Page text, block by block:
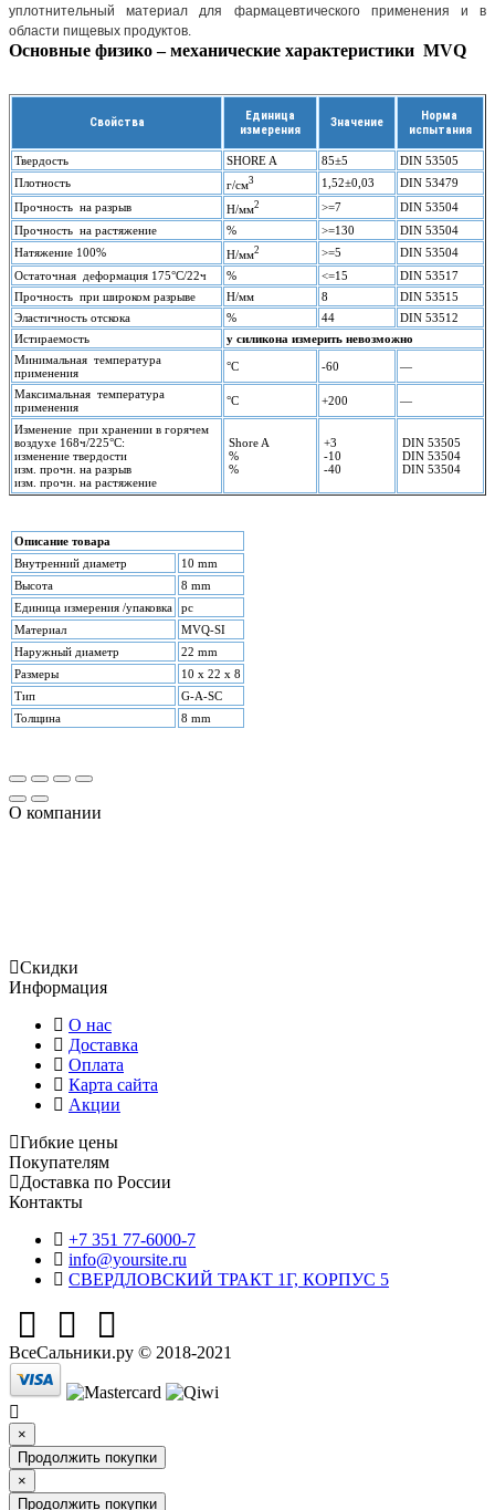
уплотнительный материал для фармацевтического применения и в
области пищевых продуктов.
Основные физико – механические характеристики MVQ
Свойства
Единица
измерения
Значение
Норма
испытания
Твердость SHORE A 85±5
DIN 53505
Плотность
г/см3 1,52±0,03
DIN 53479
Прочность на разрыв
Н/мм2 >=7
DIN 53504
Прочность на растяжение
% >=130
DIN 53504
Натяжение 100%
Н/мм2 >=5
DIN 53504
Остаточная деформация 175°С/22ч
% <=15
DIN 53517
Прочность при широком разрыве
Н/мм 8
DIN 53515
Эластичность отскока
% 44
DIN 53512
Истираемость
у силикона измерить невозможно
Минимальная температура
применения
°С -60 —
Максимальная температура
применения
°С +200 —
Изменение при хранении в горячем
воздухе 168ч/225°С:
изменение твердости
изм. прочн. на разрыв
изм. прочн. на растяжение
Shore A
%
%
+3
-10
-40
DIN 53505
DIN 53504
DIN 53504
Описание товара
Внутренний диаметр
10 mm
Высота
8 mm
Единица измерения /упаковка
pc
Материал
MVQ-SI
Наружный диаметр
22 mm
Размеры
10 x 22 x 8
Тип
G-A-SC
Толщина
8 mm
О компании
Скидки
Информация
О нас
Доставка
Оплата
Карта сайта
Акции
Гибкие цены
Покупателям
Доставка по России
Контакты
+7 351 77-6000-7
info@yoursite.ru
СВЕРДЛОВСКИЙ ТРАКТ 1Г, КОРПУС 5
ВсеСальники.ру © 2018-2021
×
Продолжить покупки
×
Продолжить покупки